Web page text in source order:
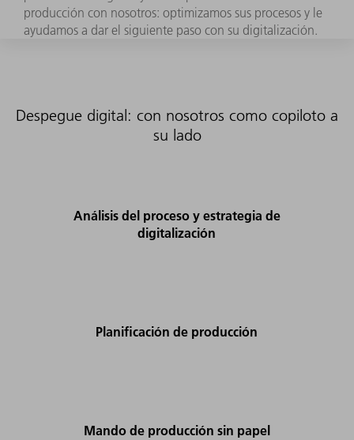
producción con nosotros: optimizamos sus procesos y le
ayudamos a dar el siguiente paso con su digitalización.
Despegue digital: con nosotros como copiloto a
su lado
Análisis del proceso y estrategia de
digitalización
Planificación de producción
Mando de producción sin papel